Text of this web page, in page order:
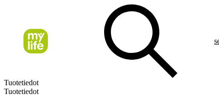
Tuotetiedot
Tuotetiedot